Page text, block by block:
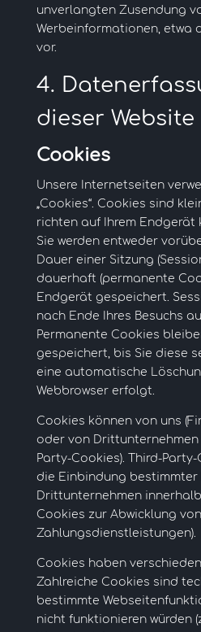
unverlangten Zusendung
Werbeinformationen, etwa
vor.
4.
dieser Website
Cookies
Unsere Internetseiten
„Cookies“. Cookies sind
richten auf Ihrem Endgerät
Sie werden entweder
Dauer einer Sitzung
dauerhaft (permanente
Endgerät gespeichert.
nach Ende Ihres Besuchs
Permanente Cookies
gespeichert, bis Sie diese
eine automatische
Webbrowser erfolgt.
Cookies können von uns
oder von Drittunternehmen
Party-Cookies). Third-
die Einbindung
Drittunternehmen innerhalb
Cookies zur Abwicklung von
Zahlungsdienstleistungen).
Cookies haben
Zahlreiche Cookies sind
bestimmte
nicht funktionieren würden